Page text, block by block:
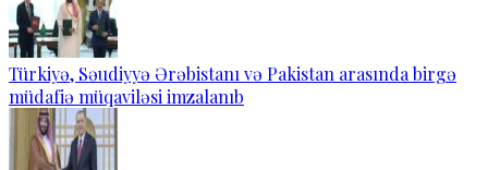
Türkiyə, Səudiyyə Ərəbistanı və Pakistan arasında birgə
müdafiə müqaviləsi imzalanıb